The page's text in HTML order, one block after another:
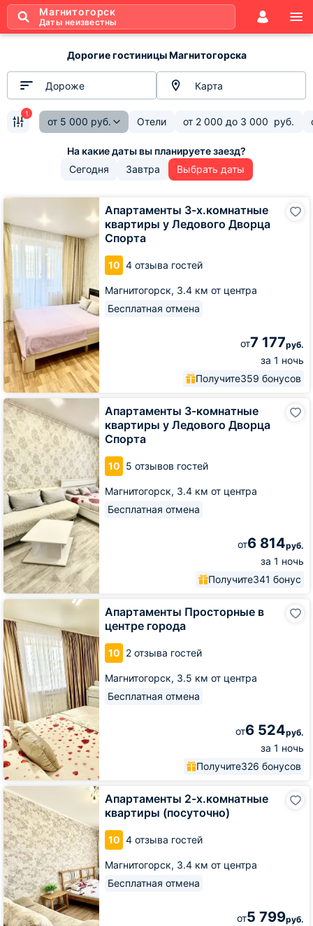
Магнитогорск
Даты неизвестны
Дорогие гостиницы Магнитогорска
Дороже Карта
от 5 000 руб. Отели от 2 000 до 3 000 руб.
1
Сегодня Завтра Выбрать даты
Апартаменты 3-х.комнатные
квартиры у Ледового Дворца
Спорта
10 4 отзыва гостей
Магнитогорск, 3.4 км от центра
Бесплатная отмена
от7 177руб.
за 1 ночь
Получите359 бонусов
Апартаменты
х.комнатные
квартиры
у
Ледового
Дворца
Спорта
Апартаменты 3-комнатные
квартиры у Ледового Дворца
Спорта
10 5 отзывов гостей
Магнитогорск, 3.4 км от центра
Бесплатная отмена
от6 814руб.
за 1 ночь
Получите341 бонус
Апартаменты
3-
комнатные
квартиры
у
Ледового
Дворца
Спорта
Апартаменты Просторные в
центре города
10 2 отзыва гостей
Магнитогорск, 3.5 км от центра
Бесплатная отмена
от6 524руб.
за 1 ночь
Получите326 бонусов
Апартаменты
Просторные
в
центре
города
Апартаменты 2-х.комнатные
квартиры (посуточно)
10 4 отзыва гостей
Магнитогорск, 3.4 км от центра
Бесплатная отмена
от5 799руб.
Апартаменты
2-
х.комнатные
квартиры
(посуточно)